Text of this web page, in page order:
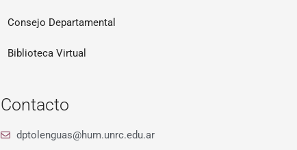
Consejo Departamental
Biblioteca Virtual
Contacto
dptolenguas@hum.unrc.edu.ar